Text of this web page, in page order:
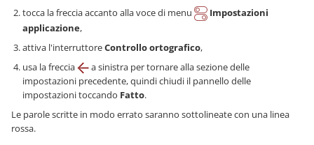
tocca la freccia accanto alla voce di menu
Impostazioni
applicazione,
attiva l'interruttoreControllo ortografico,
usa la freccia
a sinistra per tornare alla sezione delle
impostazioni precedente, quindi chiudi il pannello delle
impostazioni toccando Fatto.
Le parole scritte in modo errato saranno sottolineate con una linea
rossa.